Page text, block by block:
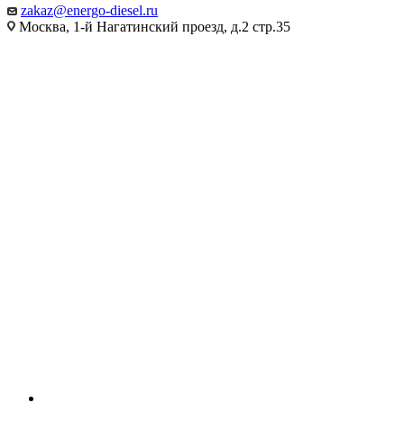
zakaz@energo-diesel.ru
Москва, 1-й Нагатинский проезд, д.2 стр.35